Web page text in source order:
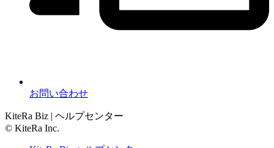
お問い合わせ
KiteRa Biz | ヘルプセンター
© KiteRa Inc.